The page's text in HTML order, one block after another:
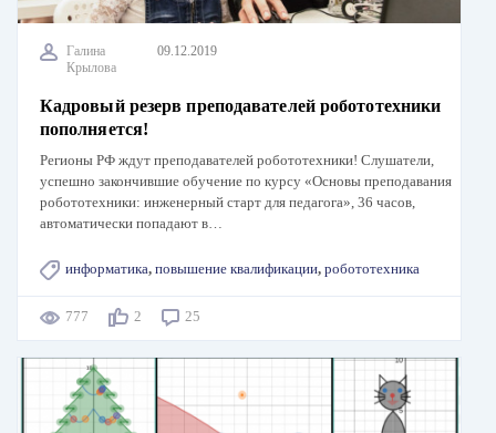
Галина
Крылова
09.12.2019
Кадровый резерв преподавателей робототехники
пополняется!
Регионы РФ ждут преподавателей робототехники! Слушатели,
успешно закончившие обучение по курсу «Основы преподавания
робототехники: инженерный старт для педагога», 36 часов,
автоматически попадают в…
информатика, повышение квалификации, робототехника
777 2 25